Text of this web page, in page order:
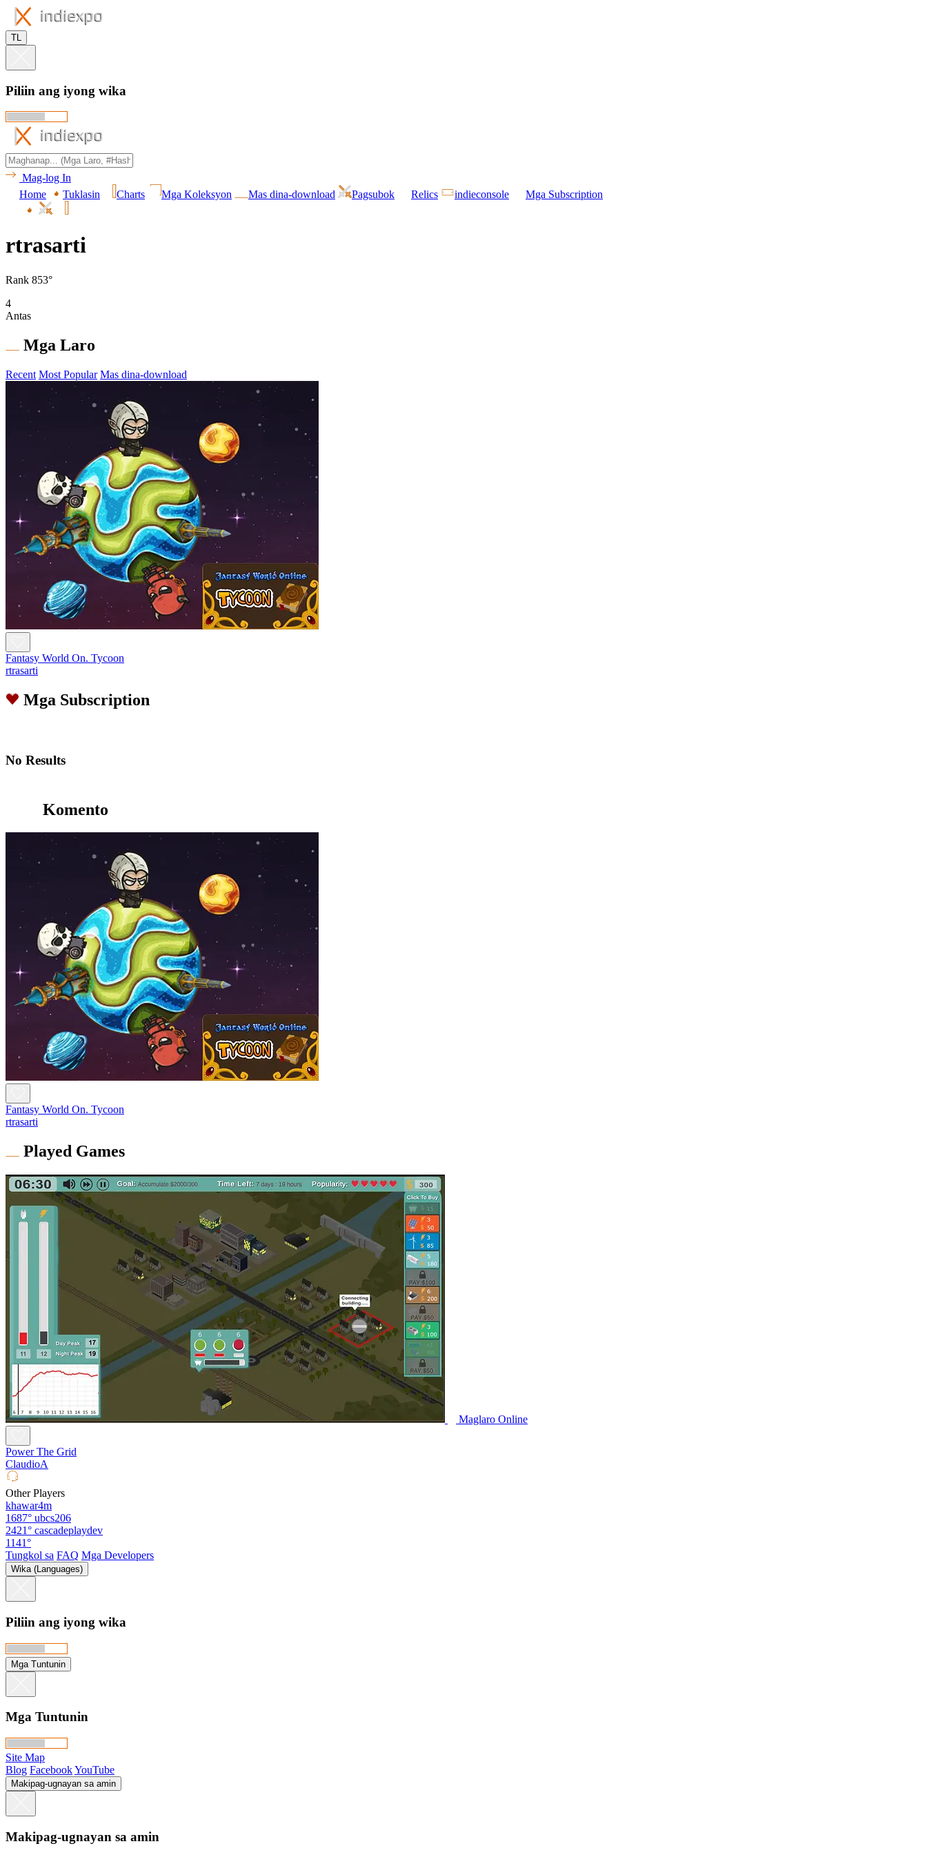
TL
Piliin ang iyong wika
Mag-log In
Home
Tuklasin Charts Mga Koleksyon Mas dina-download Pagsubok Relics indieconsole Mga Subscription
rtrasarti
Rank 853°
4
Antas
Mga Laro
Recent Most Popular Mas dina-download
Fantasy World On. Tycoon
rtrasarti
Mga Subscription
No Results
Komento
Fantasy World On. Tycoon
rtrasarti
Played Games
Maglaro Online
Power The Grid
ClaudioA
Other Players
khawar4m
1687° ubcs206
2421° cascadeplaydev
1141°
Tungkol sa FAQ Mga Developers
Wika (Languages)
Piliin ang iyong wika
Mga Tuntunin
Mga Tuntunin
Site Map
Blog FacebookYouTube
Makipag-ugnayan sa amin
Makipag-ugnayan sa amin